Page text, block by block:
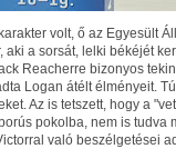
volt, ő az Egyesült
a sorsát, lelki békéjét
Reacherre bizonyos
Logan átélt élményeit.
Az is tetszett, hogy a
pokolba, nem is tudva
való beszélgetései